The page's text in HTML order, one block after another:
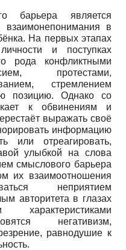
барьера является
взаимонепонимания в
На первых этапах
и поступках
рода конфликтными
протестами,
стремлением
позицию. Однако со
к обвинениям и
выражать своё
информацию
или отреагировать,
улыбкой на слова
смыслового барьера
их взаимоотношения
неприятием
авторитета в глазах
негативизм,
равнодушие к